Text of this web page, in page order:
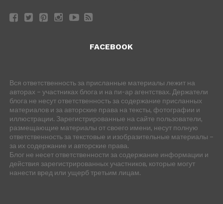
FACEBOOK
Вся ответственность за присланные материалы лежит на
авторах – участниках блога и на пи-ар агентствах. Держатели
блога не несут ответственность за содержание присланных
материалов и за авторские права на тексты, фотографии и
иллюстрации. Зарегистрированные на сайте пользователи,
размещающие материалы от своего имени, несут полную
ответственность за текстовые и изобразительные материалы –
за их содержание и авторские права.
Блог не несет ответственности за содержание информации и
действия зарегистрированных участников, которые могут
нанести вред или ущерб третьим лицам.